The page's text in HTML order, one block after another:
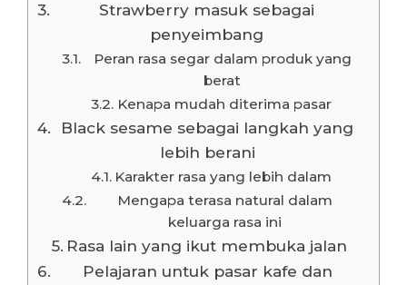
Strawberry masuk sebagai
penyeimbang
Peran rasa segar dalam produk yang
berat
Kenapa mudah diterima pasar
Black sesame sebagai langkah yang
lebih berani
Karakter rasa yang lebih dalam
Mengapa terasa natural dalam
keluarga rasa ini
Rasa lain yang ikut membuka jalan
Pelajaran untuk pasar kafe dan